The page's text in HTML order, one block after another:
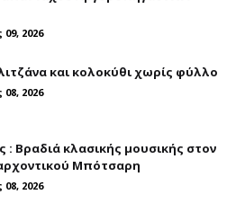
2026
και κολοκύθι χωρίς φύλλο
2026
: Βραδιά κλασικής μουσικής στον
Μπότσαρη
2026